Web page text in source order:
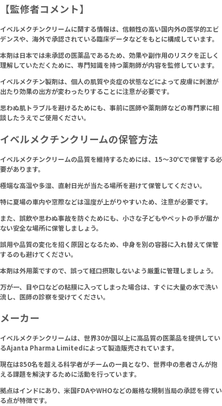
【監修者コメント】
イベルメクチンクリームに関する情報は、信頼性の高い国内外の医学的エビ
デンスや、海外で承認されている臨床データなどをもとに構成しています。
本剤は日本では未承認の医薬品であるため、効果や副作用のリスクを正しく
理解していただくために、専門知識を持つ薬剤師が内容を監修しています。
イベルメクチン製剤は、個人の肌質や炎症の状態などによって皮膚に刺激が
出たり効果の出方が変わったりすることに注意が必要です。
思わぬ肌トラブルを避けるためにも、事前に医師や薬剤師などの専門家に相
談したうえでご使用ください。
イベルメクチンクリームの保管方法
イベルメクチンクリームの品質を維持するためには、15～30℃で保管する必
要があります。
極端な高温や多湿、直射日光が当たる場所を避けて保管してください。
特に夏場の車内や窓際などは温度が上がりやすいため、注意が必要です。
また、誤飲や思わぬ事故を防ぐためにも、小さな子どもやペットの手が届か
ない安全な場所に保管しましょう。
誤用や品質の変化を招く原因となるため、中身を別の容器に入れ替えて保管
するのも避けてください。
本剤は外用薬ですので、誤って経口摂取しないよう厳重に管理しましょう。
万が一、目や口などの粘膜に入ってしまった場合は、すぐに大量の水で洗い
流し、医師の診察を受けてください。
メーカー
イベルメクチンクリームは、世界30か国以上に高品質の医薬品を提供してい
るAjanta Pharma Limitedによって製造販売されています。
現在は850名を超える科学者がチームの一員となり、世界中の患者さんが抱
える課題を解決するために活動を行っています。
拠点はインドにあり、米国FDAやWHOなどの厳格な規制当局の承認を得てい
る点が特徴です。